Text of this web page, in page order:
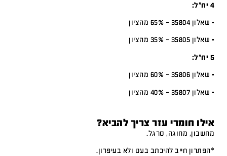
4 יח”ל:
• שאלון 35804 – 65% מהציון
• שאלון 35805 – 35% מהציון
5 יח”ל:
• שאלון 35806 – 60% מהציון
• שאלון 35807 – 40% מהציון
אילו חומרי עזר צריך להביא?
מחשבון, מחוגה, סרגל.
*הפתרון חייב להיכתב בעט ולא בעיפרון.